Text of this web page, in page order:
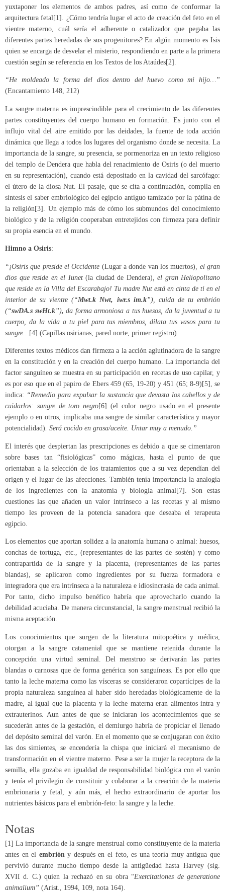
yuxtaponer los elementos de ambos padres, así como de conformar la
arquitectura fetal[1]. ¿Cómo tendría lugar el acto de creación del feto en el
vientre materno, cuál sería el adherente o catalizador que pegaba las
diferentes partes heredadas de sus progenitores? En algún momento es Isis
quien se encarga de desvelar el misterio, respondiendo en parte a la primera
cuestión según se referencia en los Textos de los Ataúdes[2].
“He moldeado la forma del dios dentro del huevo como mi hijo…”
(Encantamiento 148, 212)
La sangre materna es imprescindible para el crecimiento de las diferentes
partes constituyentes del cuerpo humano en formación. Es junto con el
influjo vital del aire emitido por las deidades, la fuente de toda acción
dinámica que llega a todos los lugares del organismo donde se necesita. La
importancia de la sangre, su presencia, se pormenoriza en un texto religioso
del templo de Dendera que habla del renacimiento de Osiris (o del muerto
en su representación), cuando está depositado en la cavidad del sarcófago:
el útero de la diosa Nut. El pasaje, que se cita a continuación, compila en
síntesis el saber embriológico del egipcio antiguo tamizado por la pátina de
la religión[3]. Un ejemplo más de cómo los submundos del conocimiento
biológico y de la religión cooperaban entretejidos con firmeza para definir
su propia esencia en el mundo.
Himno a Osiris:
“¡Osiris que preside el Occidente (Lugar a donde van los muertos) , el gran
dios que reside en el Iunet(la ciudad de Dendera) , el gran Heliopolitano
que reside en la Villa del Escarabajo! Tu madre Nut está en cinta de ti en el
interior de su vientre(“Mwt.k Nwt, iwr.s im.k”), cuida de tu embrión
(“swDA.s swHt.k”), da forma armoniosa a tus huesos, da la juventud a tu
cuerpo, da la vida a tu piel para tus miembros, dilata tus vasos para tu
sangre… [4] (Capillas osirianas, pared norte, primer registro).
Diferentes textos médicos dan firmeza a la acción aglutinadora de la sangre
en la constitución y en la creación del cuerpo humano. La importancia del
factor sanguíneo se muestra en su participación en recetas de uso capilar, y
es por eso que en el papiro de Ebers 459 (65, 19-20) y 451 (65; 8-9)[5], se
indica: “Remedio para expulsar la sustancia que devasta los cabellos y de
cuidarlos: sangre de toro negro[6] (el color negro usado en el presente
ejemplo o en otros, implicaba una sangre de similar característica y mayor
potencialidad). Será cocido en grasa/aceite. Untar muy a menudo.”
El interés que despiertan las prescripciones es debido a que se cimentaron
sobre bases tan “fisiológicas” como mágicas, hasta el punto de que
orientaban a la selección de los tratamientos que a su vez dependían del
origen y el lugar de las afecciones. También tenía importancia la analogía
de los ingredientes con la anatomía y biología animal[7]. Son estas
cuestiones las que añaden un valor intrínseco a las recetas y al mismo
tiempo les proveen de la potencia sanadora que deseaba el terapeuta
egipcio.
Los elementos que aportan solidez a la anatomía humana o animal: huesos,
conchas de tortuga, etc., (representantes de las partes de sostén) y como
contrapartida de la sangre y la placenta, (representantes de las partes
blandas), se aplicaron como ingredientes por su fuerza formadora e
integradora que era intrínseca a la naturaleza e idiosincrasia de cada animal.
Por tanto, dicho impulso benéfico habría que aprovecharlo cuando la
debilidad acuciaba. De manera circunstancial, la sangre menstrual recibió la
misma aceptación.
Los conocimientos que surgen de la literatura mitopoética y médica,
otorgan a la sangre catamenial que se mantiene retenida durante la
concepción una virtud seminal. Del menstruo se derivarán las partes
blandas o carnosas que de forma genérica son sanguíneas. Es por ello que
tanto la leche materna como las vísceras se consideraron copartícipes de la
propia naturaleza sanguínea al haber sido heredadas biológicamente de la
madre, al igual que la placenta y la leche materna eran alimentos intra y
extrauterinos. Aun antes de que se iniciaran los acontecimientos que se
sucederán antes de la gestación, el demiurgo habría de propiciar el llenado
del depósito seminal del varón. En el momento que se conjugaran con éxito
las dos simientes, se encendería la chispa que iniciará el mecanismo de
transformación en el vientre materno. Pese a ser la mujer la receptora de la
semilla, ella gozaba en igualdad de responsabilidad biológica con el varón
y tenía el privilegio de constituir y colaborar a la creación de la materia
embrionaria y fetal, y aún más, el hecho extraordinario de aportar los
nutrientes básicos para el embrión-feto: la sangre y la leche.
Notas
[1] La importancia de la sangre menstrual como constituyente de la materia
antes en el embrión y después en el feto, es una teoría muy antigua que
pervivió durante mucho tiempo desde la antigüedad hasta Harvey (sig.
XVII d. C.) quien la rechazó en su obra “Exercitationes de generatione
animalium” (Arist., 1994, 109, nota 164).